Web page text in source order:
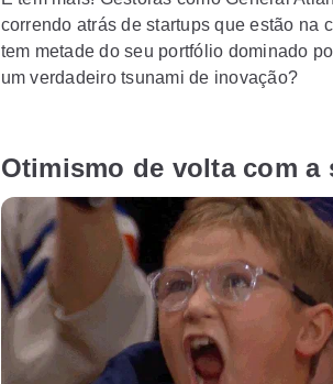
correndo atrás de startups que estão na
tem metade do seu portfólio dominado
um verdadeiro tsunami de inovação?
Otimismo de volta com